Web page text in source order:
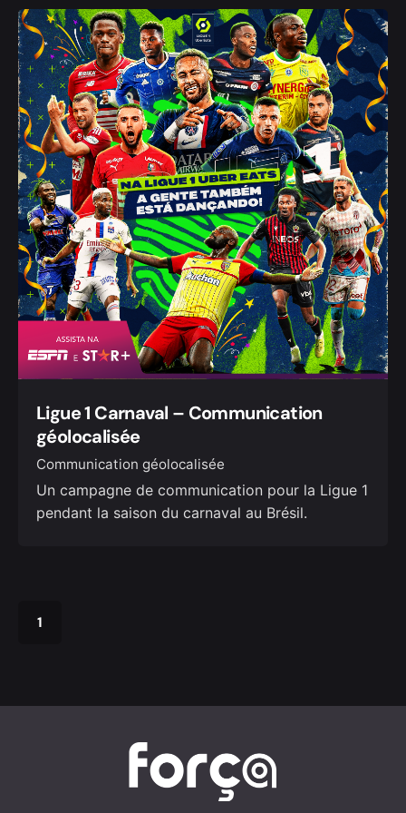
Ligue 1 Carnaval – Communication
géolocalisée
Communication géolocalisée
Un campagne de communication pour la Ligue 1
pendant la saison du carnaval au Brésil.
1